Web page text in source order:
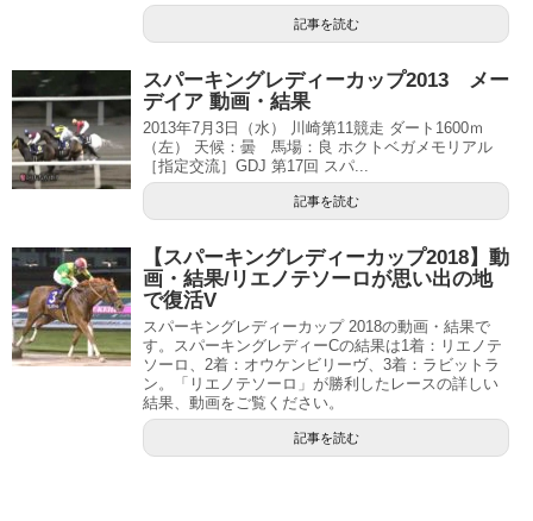
記事を読む
スパーキングレディーカップ2013 メー
デイア 動画・結果
2013年7月3日（水） 川崎第11競走 ダート1600ｍ
（左） 天候：曇 馬場：良 ホクトベガメモリアル
［指定交流］GDJ 第17回 スパ...
記事を読む
【スパーキングレディーカップ2018】動
画・結果/リエノテソーロが思い出の地
で復活V
スパーキングレディーカップ 2018の動画・結果で
す。スパーキングレディーCの結果は1着：リエノテ
ソーロ、2着：オウケンビリーヴ、3着：ラビットラ
ン。「リエノテソーロ」が勝利したレースの詳しい
結果、動画をご覧ください。
記事を読む